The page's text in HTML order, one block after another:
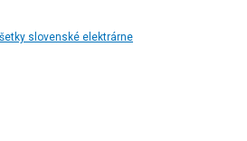
slovenské elektrárne